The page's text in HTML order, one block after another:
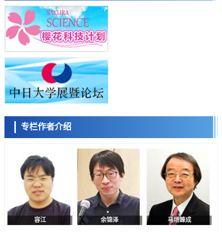
子抑制发作
科学研究
九州大学揭示夜间眼压升高机制：两种激素波动叠加所致
科学研究
东京都产技研采用新手法开发出可稳定工作至300℃的介电材料，已验
证电容器可在汽车发动机等高温环境下工作
经济・社会
日本生成式AI使用者占比一年内翻倍，但与中美德仍有较大差距
政策
日本修订首都直下型地震紧急对策：目标为死亡人数至少减半，重点强
科学研究
福井大学发现细胞记忆过往并抑制反应的机制，阐明即便DNA相同反应
迥异之谜
神户大学确认口服癌症疫苗B440单药给药的安全性，在转移性尿路上皮
癌患者中开展临床试验
政策
日本发布《令和8年版科学技术与创新白皮书》，解读第七期基本计划
首年度政策方向
科学研究
东京大学发现可诱导细胞死亡的新型信使物质
科学研究
专栏作者介绍
陈小牧
容江 余锦泽 马场錬成
日本科学未来馆 科学交